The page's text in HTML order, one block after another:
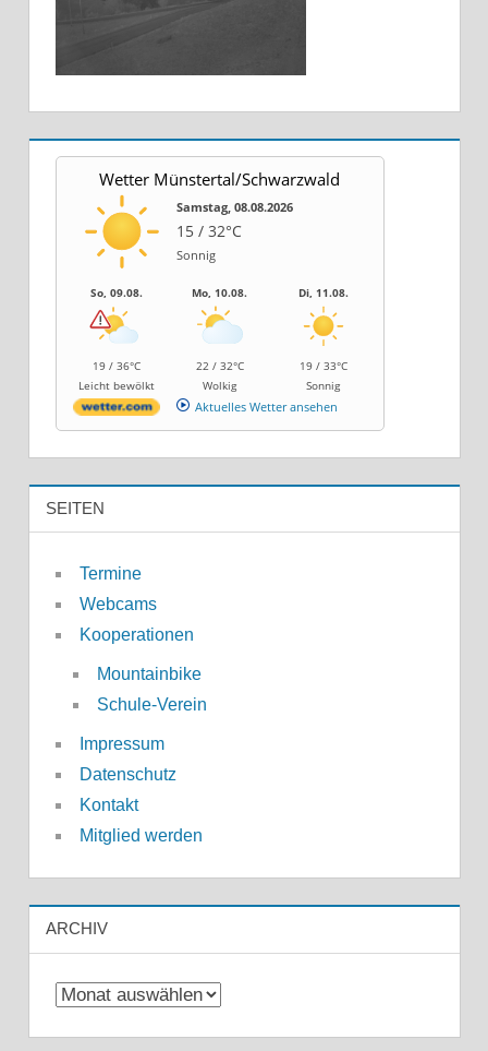
Wetter Münstertal/Schwarzwald
Samstag, 08.08.2026
15 / 32°C
Sonnig
So, 09.08.
19 / 36°C
Leicht bewölkt
Mo, 10.08.
22 / 32°C
Wolkig
Di, 11.08.
19 / 33°C
Sonnig
Aktuelles Wetter ansehen
SEITEN
Termine
Webcams
Kooperationen
Mountainbike
Schule-Verein
Impressum
Datenschutz
Kontakt
Mitglied werden
ARCHIV
Archiv